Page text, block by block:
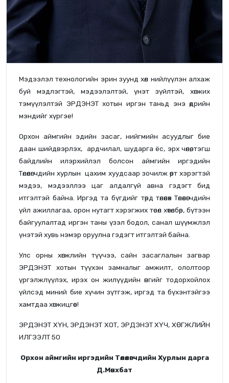
Мэдээлэл технологийн эрин зуунд хөл нийлүүлэн алхаж
буй мэдлэгтэй, мэдээлэлтэй, үнэт зүйлтэй, хөгжих
тэмүүлэлтэй ЭРДЭНЭТ хотын иргэн таньд энэ өдрийн
мэндийг хүргэе!
Орхон аймгийн эдийн засаг, нийгмийн асуудлыг бие
даан шийдвэрлэх, ардчилал, шударга ёс, эрх чөлөө, тэгш
байдлийн илэрхийлэл болсон аймгийн иргэдийн
Төлөөлөгчдийн хурлын цахим хуудсаар зочилж өөрт хэрэгтэй
мэдээ, мэдээллээ цаг алдалгүй авна гэдэгт бид
итгэлтэй байна. Иргэд та бүгдийг төрд төлөөлөх Төлөөлөгчдийн
үйл ажиллагаа, орон нутагт хэрэгжих төсөл хөтөлбөр, бүтээн
байгуулалтад иргэн таны үзэл бодол, санал шүүмжлэл
үнэтэй хувь нэмэр оруулна гэдэгт итгэлтэй байна.
Улс орны хөгжлийн түүчээ, сайн засаглалын загвар
ЭРДЭНЭТ хотын түүхэн замналыг амжилт, ололтоор
үргэлжлүүлэх, ирэх он жилүүдийн өнгийг тодорхойлох
үйлсэд миний бие хүчин зүтгэж, иргэд та бүхэнтэйгээ
хамтдаа хөгжицгөөе!
ЭРДЭНЭТ ХҮН, ЭРДЭНЭТ ХОТ, ЭРДЭНЭТ ХҮЧ, ХӨГЖЛИЙН
ИЛГЭЭЛТ 50
Орхон аймгийн иргэдийн Төлөөлөгчдийн Хурлын дарга
Д.Мөнхбат